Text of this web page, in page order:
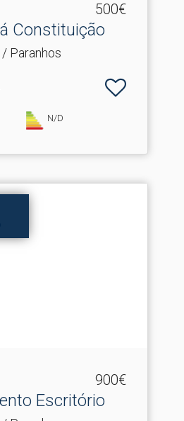
500€
Constituição
Paranhos
N/D
900€
Escritório